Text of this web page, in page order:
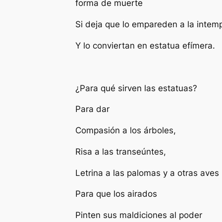
forma de muerte
Si deja que lo empareden a la
Y lo conviertan en estatua efímera.
¿Para qué sirven las estatuas?
Para dar
Compasión a los árboles,
Risa a las transeúntes,
Letrina a las palomas y a otras aves
Para que los airados
Pinten sus maldiciones al poder